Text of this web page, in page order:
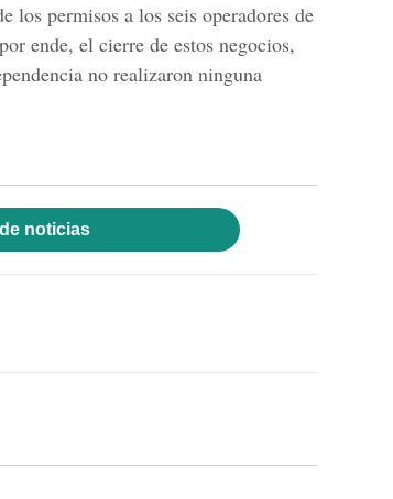
los permisos a los seis operadores de
ende, el cierre de estos negocios,
no realizaron ninguna
noticias